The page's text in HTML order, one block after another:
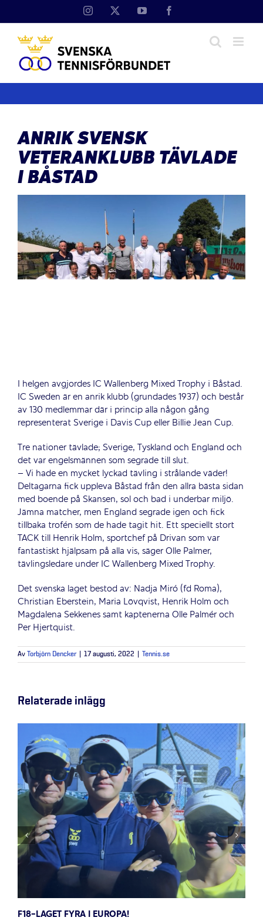
Instagram YouTube
ANRIK SVENSK
VETERANKLUBB TÄVLADE
I BÅSTAD
I helgen avgjordes IC Wallenberg Mixed Trophy i Båstad.
IC Sweden är en anrik klubb (grundades 1937) och består
av 130 medlemmar där i princip alla någon gång
representerat Sverige i Davis Cup eller Billie Jean Cup.
Tre nationer tävlade; Sverige, Tyskland och England och
det var engelsmännen som segrade till slut.
– Vi hade en mycket lyckad tävling i strålande väder!
Deltagarna fick uppleva Båstad från den allra bästa sidan
med boende på Skansen, sol och bad i underbar miljö.
Jämna matcher, men England segrade igen och fick
tillbaka trofén som de hade tagit hit. Ett speciellt stort
TACK till Henrik Holm, sportchef på Drivan som var
fantastiskt hjälpsam på alla vis, säger Olle Palmer,
tävlingsledare under IC Wallenberg Mixed Trophy.
Det svenska laget bestod av: Nadja Miró (fd Roma),
Christian Eberstein, Maria Lövqvist, Henrik Holm och
Magdalena Sekkenes samt kaptenerna Olle Palmér och
Per Hjertquist.
Av Torbjörn Dencker 17 augusti, 2022 Tennis.se
Relaterade inlägg
F18-LAGET FYRA I EUROPA!